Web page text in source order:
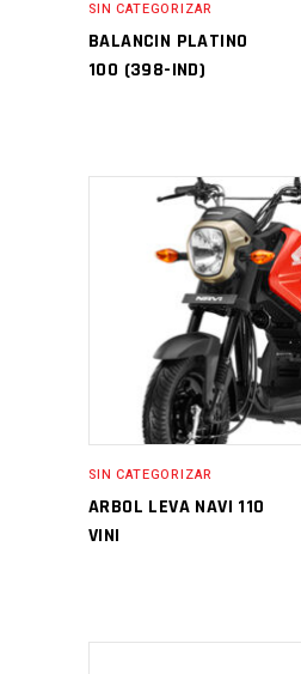
SIN CATEGORIZAR
BALANCIN PLATINO
100 (398-IND)
SIN CATEGORIZAR
ARBOL LEVA NAVI 110
VINI